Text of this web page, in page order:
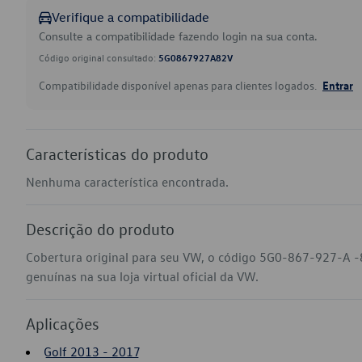
Verifique a compatibilidade
Consulte a compatibilidade fazendo login na sua conta.
Código original consultado: 5G0867927A82V
Compatibilidade disponível apenas para clientes logados. Entrar
Características do produto
Nenhuma característica encontrada.
Descrição do produto
Cobertura original para seu VW, o código 5G0-867-927-A -
genuínas na sua loja virtual oficial da VW.
Aplicações
Golf 2013 - 2017